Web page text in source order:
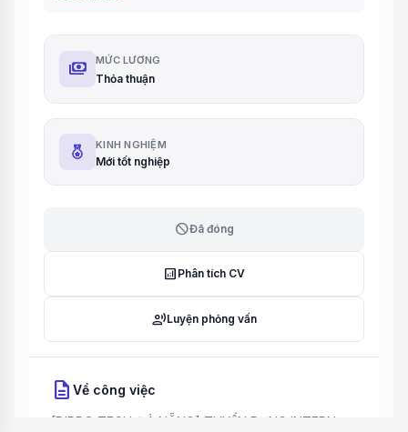
payments MỨC LƯƠNG
Thỏa thuận
KINH NGHIỆM
Mới tốt nghiệp
blockĐã đóng
analytics Phân tích CV
record_voice_overLuyện phỏng vấn
description Về công việc
[DIPRO TECH_ĐÀ NẴNG] TUYỂN DỤNG INTERN